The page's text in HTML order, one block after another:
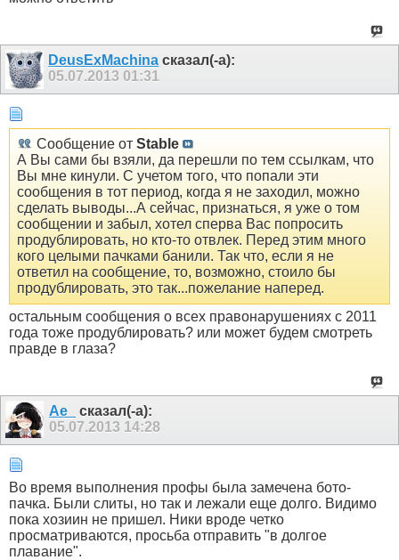
DeusExMachina сказал(-а):
05.07.2013 01:31
Сообщение от Stable
А Вы сами бы взяли, да перешли по тем ссылкам, что
Вы мне кинули. С учетом того, что попали эти
сообщения в тот период, когда я не заходил, можно
сделать выводы...А сейчас, признаться, я уже о том
сообщении и забыл, хотел сперва Вас попросить
продублировать, но кто-то отвлек. Перед этим много
кого целыми пачками банили. Так что, если я не
ответил на сообщение, то, возможно, стоило бы
продублировать, это так...пожелание наперед.
остальным сообщения о всех правонарушениях с 2011
года тоже продублировать? или может будем смотреть
правде в глаза?
Ae_
сказал(-а):
05.07.2013 14:28
Во время выполнения профы была замечена бото-
пачка. Были слиты, но так и лежали еще долго. Видимо
пока хозиин не пришел. Ники вроде четко
просматриваются, просьба отправить "в долгое
плавание".